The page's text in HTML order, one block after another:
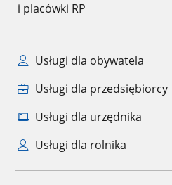
i placówki RP
Usługi dla obywatela
Usługi dla przedsiębiorcy
Usługi dla urzędnika
Usługi dla rolnika